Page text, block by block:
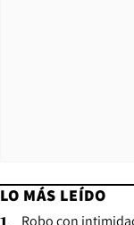
LO MÁS LEÍDO
Robo con